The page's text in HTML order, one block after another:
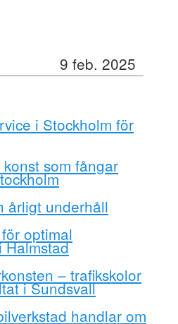
9 feb. 2025
i Stockholm för
som fångar
årligt underhåll
optimal
Halmstad
– trafikskolor
i Sundsvall
handlar om